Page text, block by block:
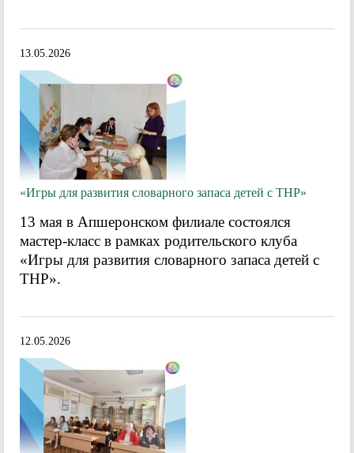
13.05.2026
«Игры для развития словарного запаса детей с ТНР»
13 мая в Апшеронском филиале состоялся
мастер-класс в рамках родительского клуба
«Игры для развития словарного запаса детей с
ТНР».
12.05.2026